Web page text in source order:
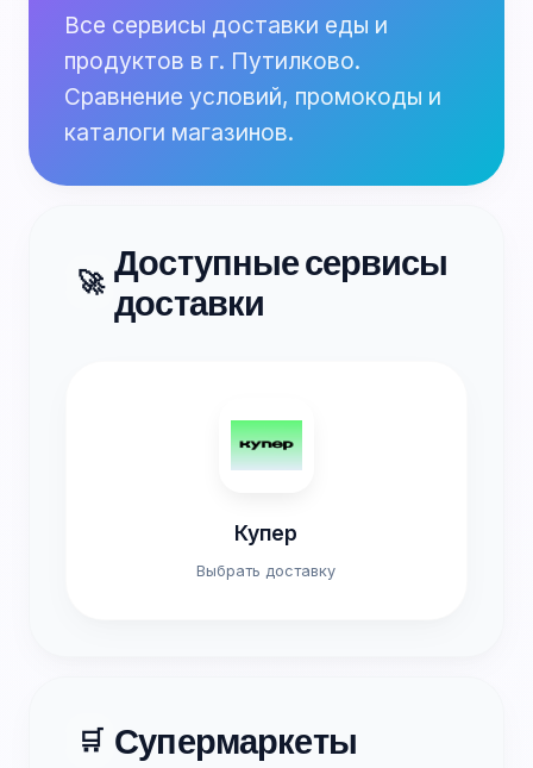
Все сервисы доставки еды и
продуктов в г. Путилково.
Сравнение условий, промокоды и
каталоги магазинов.
🚀 Доступные сервисы
доставки
Купер
Выбрать доставку
🛒 Супермаркеты